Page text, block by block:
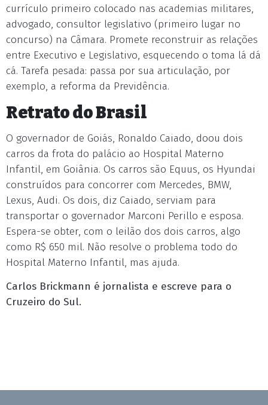
currículo primeiro colocado nas academias militares,
advogado, consultor legislativo (primeiro lugar no
concurso) na Câmara. Promete reconstruir as relações
entre Executivo e Legislativo, esquecendo o toma lá dá
cá. Tarefa pesada: passa por sua articulação, por
exemplo, a reforma da Previdência.
Retrato do Brasil
O governador de Goiás, Ronaldo Caiado, doou dois
carros da frota do palácio ao Hospital Materno
Infantil, em Goiânia. Os carros são Equus, os Hyundai
construídos para concorrer com Mercedes, BMW,
Lexus, Audi. Os dois, diz Caiado, serviam para
transportar o governador Marconi Perillo e esposa.
Espera-se obter, com o leilão dos dois carros, algo
como R$ 650 mil. Não resolve o problema todo do
Hospital Materno Infantil, mas ajuda.
Carlos Brickmann é jornalista e escreve para o
Cruzeiro do Sul.